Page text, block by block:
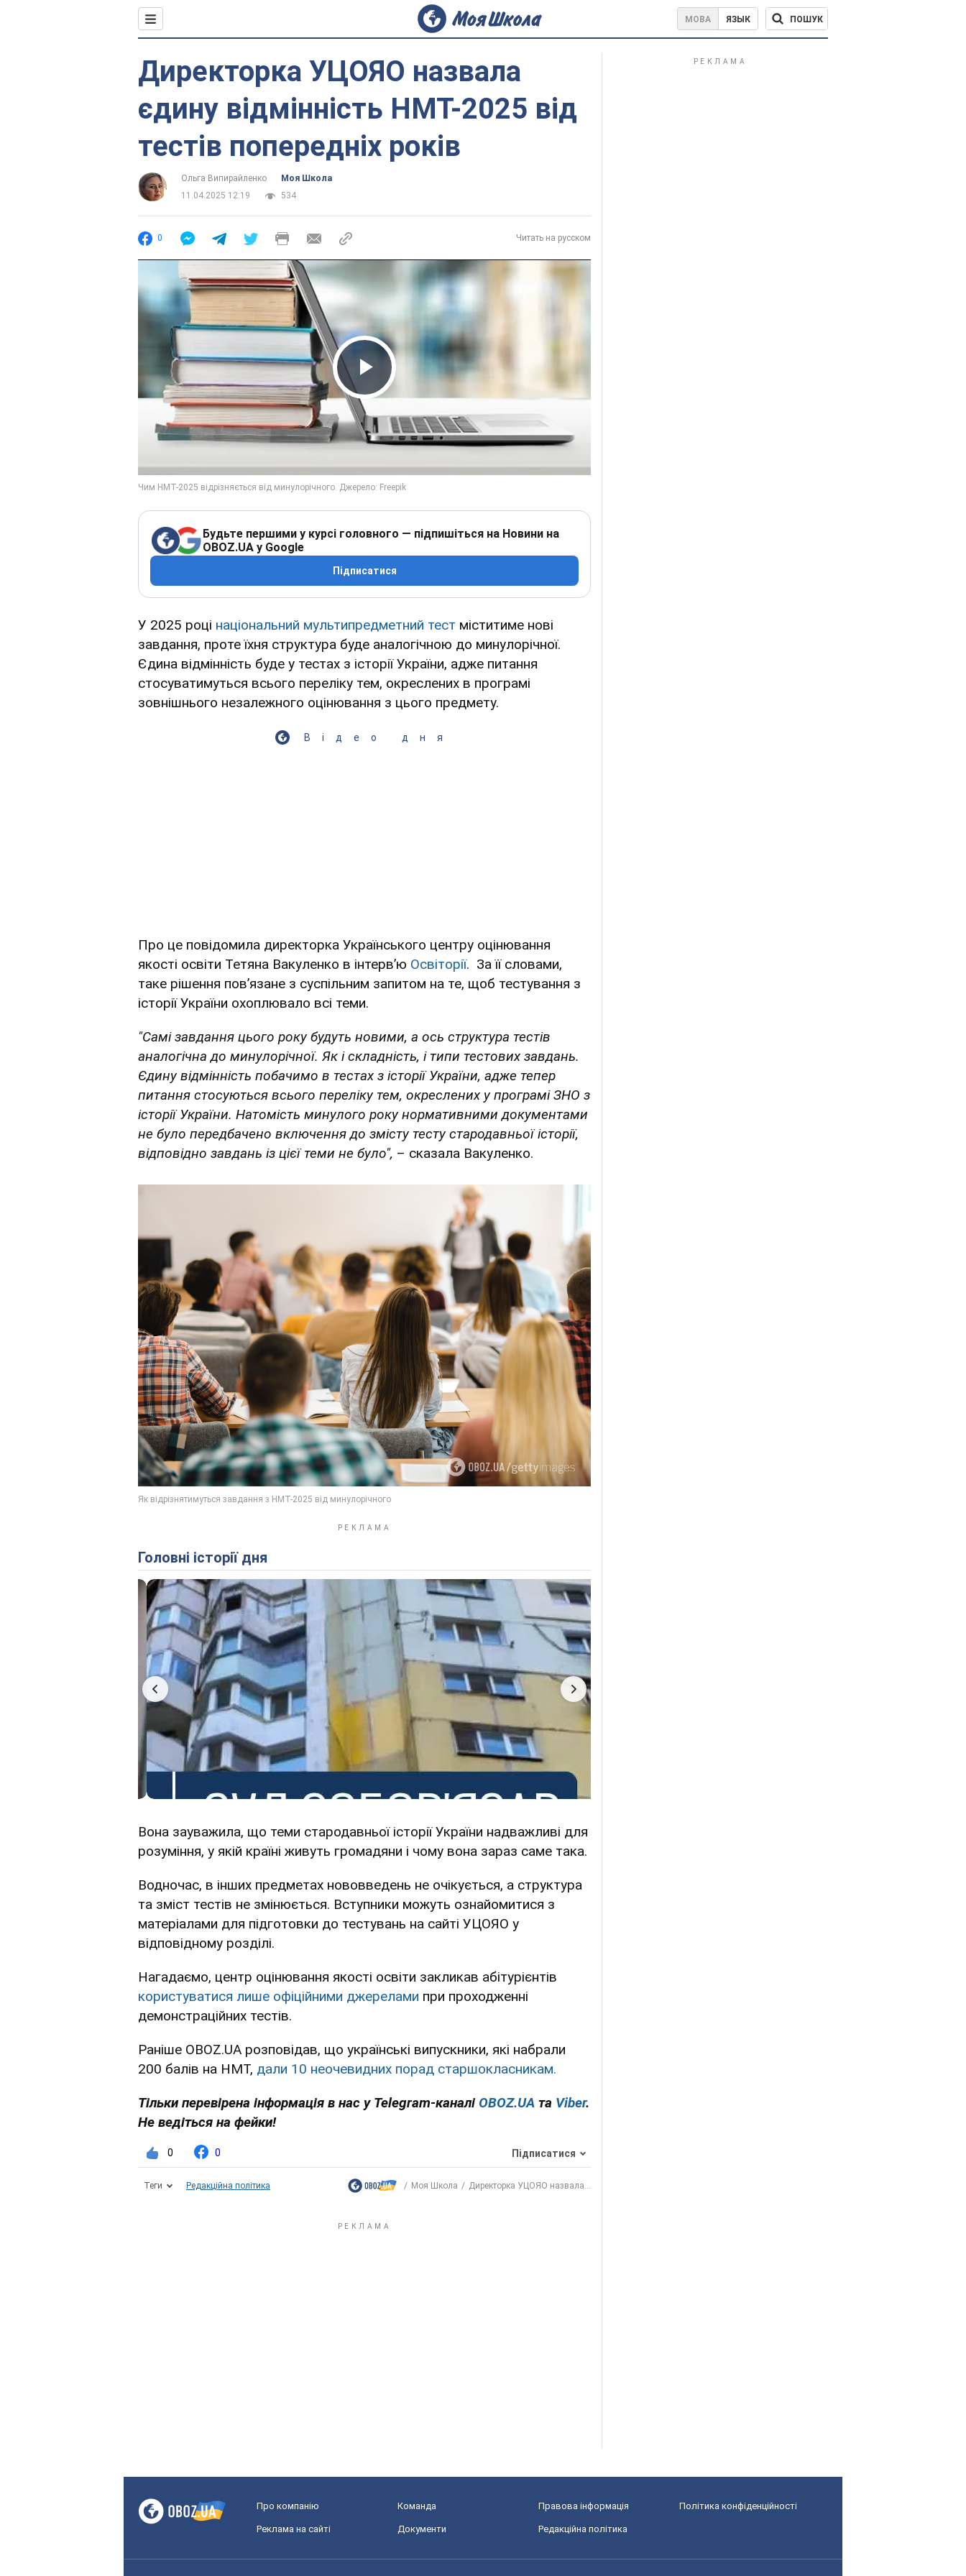
МОВА ЯЗЫК ПОШУК
Директорка УЦОЯО назвала
єдину відмінність НМТ-2025 від
тестів попередніх років
Ольга Випирайленко
Моя Школа
11.04.2025 12:19
534
0 Читать на русском
Play Video
Будьте першими у курсі головного — підпишіться на Новини на
OBOZ.UA у Google
Підписатися
У 2025 році національний мультипредметний тест міститиме нові
завдання, проте їхня структура буде аналогічною до минулорічної.
Єдина відмінність буде у тестах з історії України, адже питання
стосуватимуться всього переліку тем, окреслених в програмі
зовнішнього незалежного оцінювання з цього предмету.
Відео дня
Про це повідомила директорка Українського центру оцінювання
якості освіти Тетяна Вакуленко в інтервʼю Освіторії. За її словами,
таке рішення повʼязане з суспільним запитом на те, щоб тестування з
історії України охоплювало всі теми.
"Самі завдання цього року будуть новими, а ось структура тестів
аналогічна до минулорічної. Як і складність, і типи тестових завдань.
Єдину відмінність побачимо в тестах з історії України, адже тепер
питання стосуються всього переліку тем, окреслених у програмі ЗНО з
історії України. Натомість минулого року нормативними документами
не було передбачено включення до змісту тесту стародавньої історії,
відповідно завдань із цієї теми не було", – сказала Вакуленко.
Головні історії дня
Вона зауважила, що теми стародавньої історії України надважливі для
розуміння, у якій країні живуть громадяни і чому вона зараз саме така.
Водночас, в інших предметах нововведень не очікується, а структура
та зміст тестів не змінюється. Вступники можуть ознайомитися з
матеріалами для підготовки до тестувань на сайті УЦОЯО у
відповідному розділі.
Нагадаємо, центр оцінювання якості освіти закликав абітурієнтів
користуватися лише офіційними джерелами при проходженні
демонстраційних тестів.
Раніше OBOZ.UA розповідав, що українські випускники, які набрали
200 балів на НМТ, дали 10 неочевидних порад старшокласникам.
Тільки перевірена інформація в нас у Telegram-каналі OBOZ.UA та Viber.
Не ведіться на фейки!
0 0 Підписатися
Теги Редакційна політика Моя Школа Директорка УЦОЯО назвала...
Про компанію Команда Правова інформація Політика конфіденційності
Реклама на сайті Документи Редакційна політика